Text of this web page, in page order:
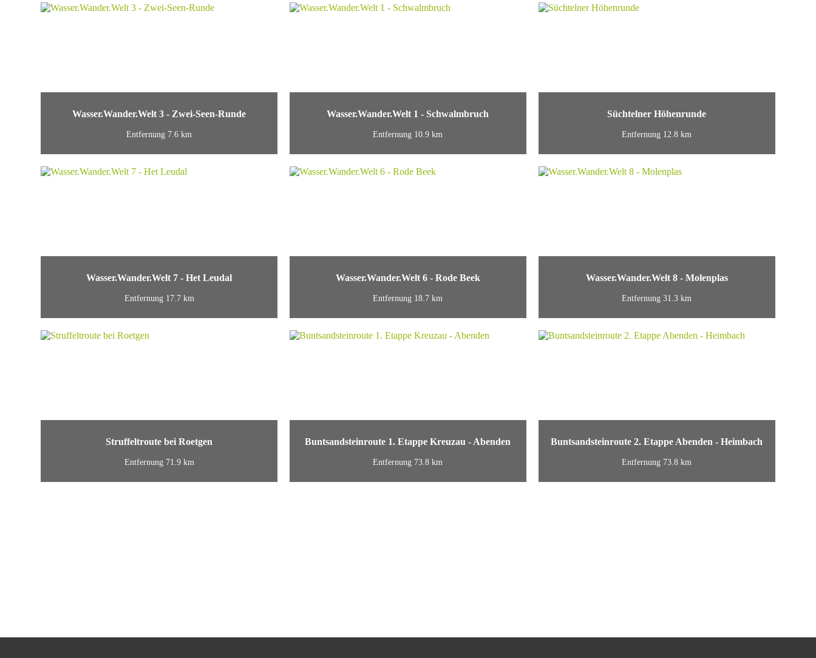
Wasser.Wander.Welt 3 - Zwei-Seen-Runde
Entfernung 7.6 km
Wasser.Wander.Welt 1 - Schwalmbruch
Entfernung 10.9 km
Süchtelner Höhenrunde
Entfernung 12.8 km
Wasser.Wander.Welt 7 - Het Leudal
Entfernung 17.7 km
Wasser.Wander.Welt 6 - Rode Beek
Entfernung 18.7 km
Wasser.Wander.Welt 8 - Molenplas
Entfernung 31.3 km
Struffeltroute bei Roetgen
Entfernung 71.9 km
Buntsandsteinroute 1. Etappe Kreuzau - Abenden
Entfernung 73.8 km
Buntsandsteinroute 2. Etappe Abenden - Heimbach
Entfernung 73.8 km